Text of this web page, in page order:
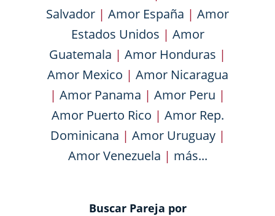
Salvador | Amor España | Amor
Estados Unidos | Amor
Guatemala | Amor Honduras |
Amor Mexico | Amor Nicaragua
| Amor Panama | Amor Peru |
Amor Puerto Rico | Amor Rep.
Dominicana | Amor Uruguay|
Amor Venezuela | más...
Buscar Pareja por